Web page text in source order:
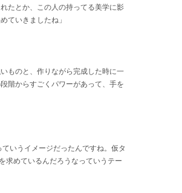
たとか、この人の持ってる美学に影
ていきましたね」
ものと、作りながら完成した時に一
階からすごくパワーがあって、手を
いうイメージだったんですね。仮タ
求めているんだろうなっていうテー